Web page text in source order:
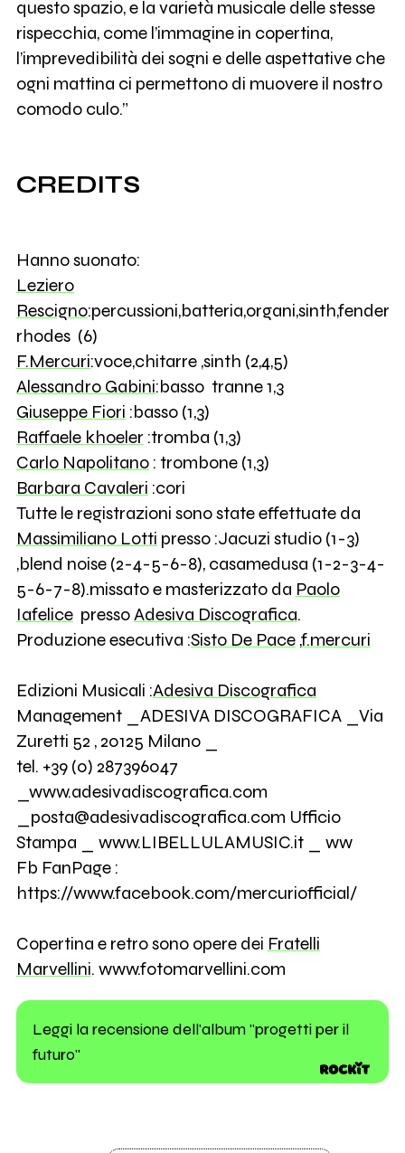
questo spazio, e la varietà musicale delle stesse
rispecchia, come l’immagine in copertina,
l’imprevedibilità dei sogni e delle aspettative che
ogni mattina ci permettono di muovere il nostro
comodo culo.”
CREDITS
Hanno suonato:
Leziero
Rescigno:percussioni,batteria,organi,sinth,fender
rhodes (6)
F.Mercuri:voce,chitarre ,sinth (2,4,5)
Alessandro Gabini:basso tranne 1,3
Giuseppe Fiori :basso (1,3)
Raffaele khoeler :tromba (1,3)
Carlo Napolitano: trombone (1,3)
Barbara Cavaleri :cori
Tutte le registrazioni sono state effettuate da
Massimiliano Lotti presso :Jacuzi studio (1-3)
,blend noise (2-4-5-6-8), casamedusa (1-2-3-4-
5-6-7-8).missato e masterizzato da Paolo
IafelicepressoAdesiva Discografica.
Produzione esecutiva :Sisto De Pace,f.mercuri
Edizioni Musicali :Adesiva Discografica
Management _ADESIVA DISCOGRAFICA _Via
Zuretti 52 , 20125 Milano _
tel. +39 (0) 287396047
_www.adesivadiscografica.com
_posta@adesivadiscografica.com Ufficio
Stampa _ www.LIBELLULAMUSIC.it _ ww
Fb FanPage :
https://www.facebook.com/mercuriofficial/
Copertina e retro sono opere dei Fratelli
Marvellini. www.fotomarvellini.com
Leggi la recensione dell'album "progetti per il
futuro"